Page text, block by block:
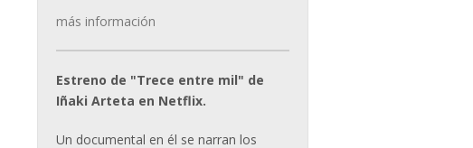
más información
Estreno de "Trece entre mil" de
Iñaki Arteta en Netflix.
Un documental en él se narran los